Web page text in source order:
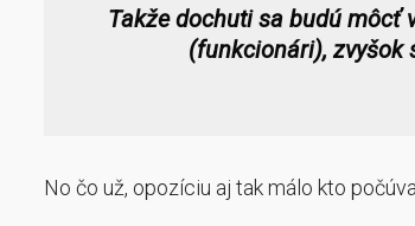
Takže dochuti sa budú môcť
(funkcionári), zvyšok
No čo už, opozíciu aj tak málo kto